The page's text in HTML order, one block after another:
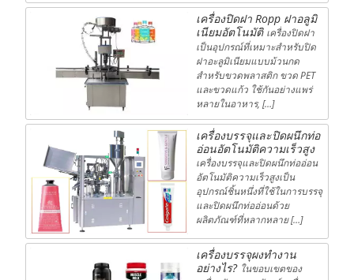
เครื่องปิดฝา Ropp ฝาอลูมิ
เนียมอัตโนมัติ เครื่องปิดฝา
เป็นอุปกรณ์ที่เหมาะสำหรับปิด
ฝาอะลูมิเนียมแบบม้วนกด
สำหรับขวดพลาสติก ขวด PET
และขวดแก้ว ใช้กันอย่างแพร่
หลายในอาหาร, […]
เครื่องบรรจุและปิดผนึกท่อ
อ่อนอัตโนมัติความเร็วสูง
เครื่องบรรจุและปิดผนึกท่ออ่อน
อัตโนมัติความเร็วสูงเป็น
อุปกรณ์ชิ้นหนึ่งที่ใช้ในการบรรจุ
และปิดผนึกท่ออ่อนด้วย
ผลิตภัณฑ์ที่หลากหลาย […]
เครื่องบรรจุผงทำงาน
อย่างไร? ในขอบเขตของ